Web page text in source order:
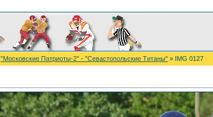
"Московские Патриоты-2" - "Севастопольские Титаны" » IMG 0127